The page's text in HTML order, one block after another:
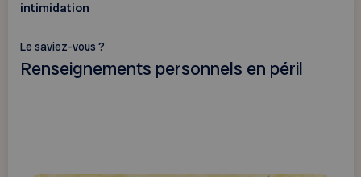
intimidation
Le saviez-vous ?
Renseignements personnels en péril